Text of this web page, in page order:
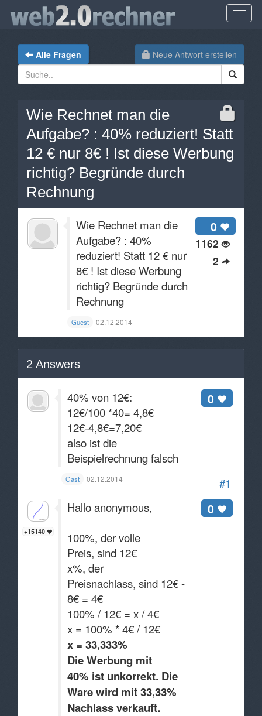
Neue Antwort erstellen
Alle Fragen
Wie Rechnet man die
Aufgabe? : 40% reduziert! Statt
12 € nur 8€ ! Ist diese Werbung
richtig? Begründe durch
Rechnung
0
1162
2
Wie Rechnet man die
Aufgabe? : 40%
reduziert! Statt 12 € nur
8€ ! Ist diese Werbung
richtig? Begründe durch
Rechnung
Guest 02.12.2014
2 Answers
#1
0
40% von 12€:
12€/100 *40= 4,8€
12€-4,8€=7,20€
also ist die
Beispielrechnung falsch
Gast 02.12.2014
+15140
0
Hallo anonymous,
100%, der volle
Preis, sind 12€
x%, der
Preisnachlass, sind 12€ -
8€ = 4€
100% / 12€ = x / 4€
x = 100% * 4€ / 12€
x = 33,333%
Die Werbung mit
40% ist unkorrekt. Die
Ware wird mit 33,33%
Nachlass verkauft.